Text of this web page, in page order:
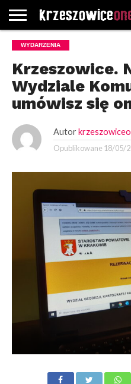
STRONA
GŁÓWNA
WYBORY
WYBIERZ
ROZKŁADY
GREGORCZYK
KONTAKT
WYDARZENIA
Krzeszowice.
Wydziale
umówisz się
Autor
Opublikowane 18/05/